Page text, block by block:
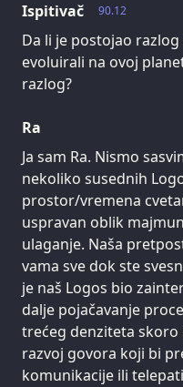
90.12
Ispitivač
Da li je postojao
evoluirali na ovoj
razlog?
Ra
Ja sam Ra. Nismo
nekoliko susednih
prostor/vremena
uspravan oblik
ulaganje. Naša
vama sve dok ste
je naš Logos bio
dalje pojačavanje
trećeg denziteta
razvoj govora koji bi
komunikacije ili